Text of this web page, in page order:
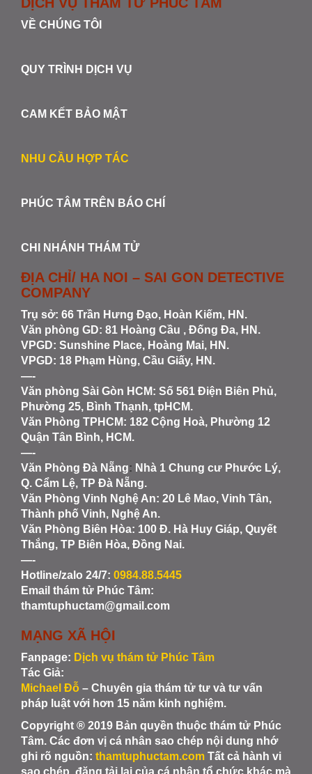
VỀ CHÚNG TÔI
QUY TRÌNH DỊCH VỤ
CAM KẾT BẢO MẬT
NHU CẦU HỢP TÁC
PHÚC TÂM TRÊN BÁO CHÍ
CHI NHÁNH THÁM TỬ
ĐỊA CHỈ/ HA NOI – SAI GON DETECTIVE
COMPANY
Trụ sở: 66 Trần Hưng Đạo, Hoàn Kiếm, HN.
Văn phòng GD: 81 Hoàng Cầu , Đống Đa, HN.
VPGD: Sunshine Place, Hoàng Mai, HN.
VPGD: 18 Phạm Hùng, Cầu Giấy, HN.
—-
Văn phòng Sài Gòn HCM: Số 561 Điện Biên Phủ,
Phường 25, Bình Thạnh, tpHCM.
Văn Phòng TPHCM: 182 Cộng Hoà, Phường 12
Quận Tân Bình, HCM.
—-
Văn Phòng Đà Nẵng: Nhà 1 Chung cư Phước Lý,
Q. Cẩm Lệ, TP Đà Nẵng.
Văn Phòng Vinh Nghệ An: 20 Lê Mao, Vinh Tân,
Thành phố Vinh, Nghệ An.
Văn Phòng Biên Hòa: 100 Đ. Hà Huy Giáp, Quyết
Thắng, TP Biên Hòa, Đồng Nai.
—-
Hotline/zalo 24/7: 0984.88.5445
Email thám tử Phúc Tâm:
thamtuphuctam@gmail.com
MẠNG XÃ HỘI
Fanpage: Dịch vụ thám tử Phúc Tâm
Tác Giả:
Michael Đỗ – Chuyên gia thám tử tư và tư vấn
pháp luật với hơn 15 năm kinh nghiệm.
Copyright ® 2019 Bản quyền thuộc thám tử Phúc
Tâm. Các đơn vị cá nhân sao chép nội dung nhớ
ghi rõ nguồn: thamtuphuctam.com Tất cả hành vi
sao chép, đăng tải lại của cá nhân tổ chức khác mà